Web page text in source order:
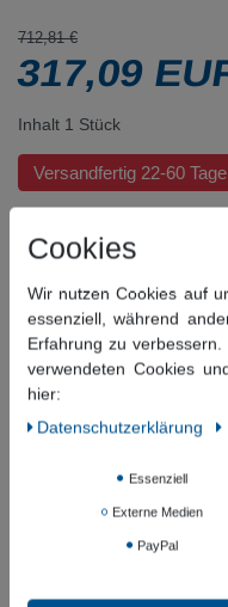
712,81 €
317,09
Inhalt 1 Stück
Versandfertig 22-60
* inkl. ges. MwSt. zzgl.
Beschreibung
Weitere Details
Informationen zur
Cookies
Wir nutzen Cookies auf
essenziell, während
Erfahrung zu
verwendeten Cookies
hier:
Daten­schutz­erklärung
Essenziell
Externe Medien
PayPal